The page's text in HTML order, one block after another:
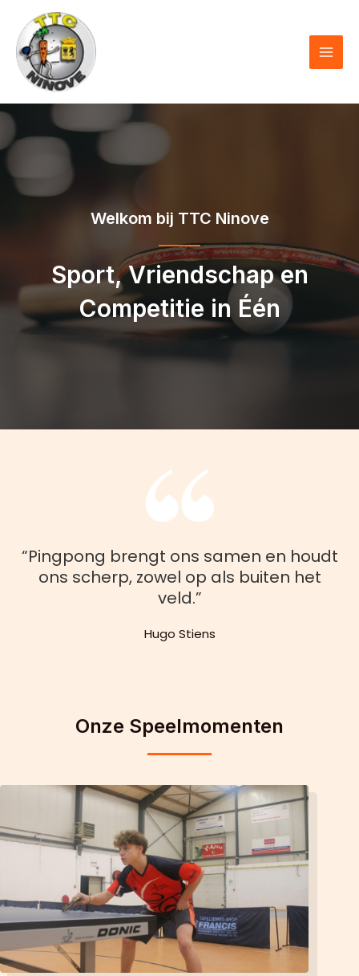
content
Welkom bij TTC Ninove
Sport, Vriendschap en
Competitie in Één
“Pingpong brengt ons samen en houdt
ons scherp, zowel op als buiten het
veld.”
Hugo Stiens
Onze Speelmomenten